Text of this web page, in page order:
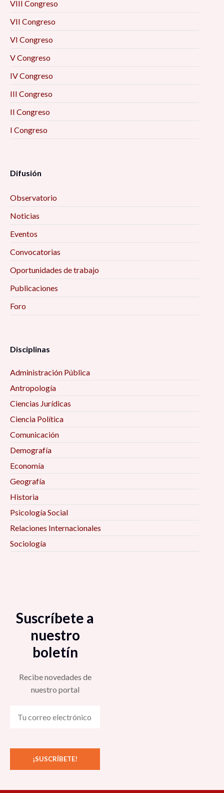
VIII Congreso
VII Congreso
VI Congreso
V Congreso
IV Congreso
III Congreso
II Congreso
I Congreso
Difusión
Observatorio
Noticias
Eventos
Convocatorias
Oportunidades de trabajo
Publicaciones
Foro
Disciplinas
Administración Pública
Antropología
Ciencias Jurídicas
Ciencia Política
Comunicación
Demografía
Economía
Geografía
Historia
Psicología Social
Relaciones Internacionales
Sociología
Suscríbete a
nuestro
boletín
Recibe novedades de
nuestro portal